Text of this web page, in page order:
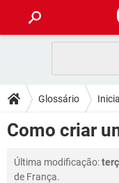
CELULAR
OUTLOOK
GUIA DE COMPRAS
DICAS
JOGOS
CELULAR
OUTLOOK
DOWNLOADS
CELULAR
FÓRUM
Glossário
Como criar
Última modificação:
de França.